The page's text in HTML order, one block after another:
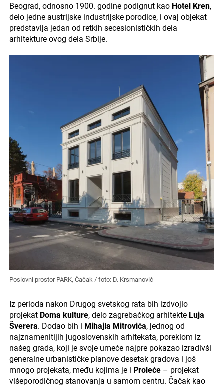
Beograd, odnosno 1900. godine podignut kaoHotel Kren,
delo jedne austrijske industrijske porodice, i ovaj objekat
predstavlja jedan od retkih secesionističkih dela
arhitekture ovog dela Srbije.
Poslovni prostor PARK, Čačak / foto: D. Krsmanović
Iz perioda nakon Drugog svetskog rata bih izdvojio
projekat Doma kulture, delo zagrebačkog arhitekte Luja
Šverera. Dodao bih i Mihajla Mitrovića, jednog od
najznamenitijih jugoslovenskih arhitekata, poreklom iz
našeg grada, koji je svoje umeće najpre pokazao izradivši
generalne urbanističke planove desetak gradova i još
mnogo projekata, među kojima je i Proleće– projekat
višeporodičnog stanovanja u samom centru. Čačak kao